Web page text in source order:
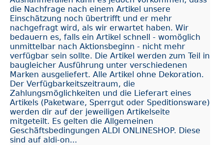
die Nachfrage nach einem Artikel unsere
Einschätzung noch übertrifft und er mehr
nachgefragt wird, als wir erwartet haben. Wir
bedauern es, falls ein Artikel schnell - womöglich
unmittelbar nach Aktionsbeginn - nicht mehr
verfügbar sein sollte. Die Artikel werden zum Teil in
baugleicher Ausführung unter verschiedenen
Marken ausgeliefert. Alle Artikel ohne Dekoration.
Der Verfügbarkeitszeitraum, die
Zahlungsmöglichkeiten und die Lieferart eines
Artikels (Paketware, Sperrgut oder Speditionsware)
werden dir auf der jeweiligen Artikelseite
mitgeteilt. Es gelten die Allgemeinen
Geschäftsbedingungen ALDI ONLINESHOP. Diese
sind auf aldi-on...